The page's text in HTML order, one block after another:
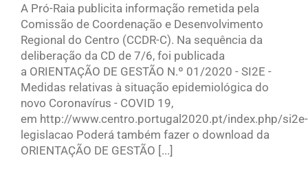
A Pró-Raia publicita informação remetida pela
Comissão de Coordenação e Desenvolvimento
Regional do Centro (CCDR-C). Na sequência da
deliberação da CD de 7/6, foi publicada
a ORIENTAÇÃO DE GESTÃO N.º 01/2020 - SI2E -
Medidas relativas à situação epidemiológica do
novo Coronavírus - COVID 19,
em http://www.centro.portugal2020.pt/index.php/si2e-
legislacao Poderá também fazer o download da
ORIENTAÇÃO DE GESTÃO [...]